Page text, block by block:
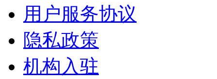
用户服务协议
隐私政策
机构入驻